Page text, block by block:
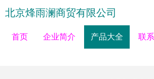
北京烽雨澜商贸有限公司
首页 企业简介 产品大全 联